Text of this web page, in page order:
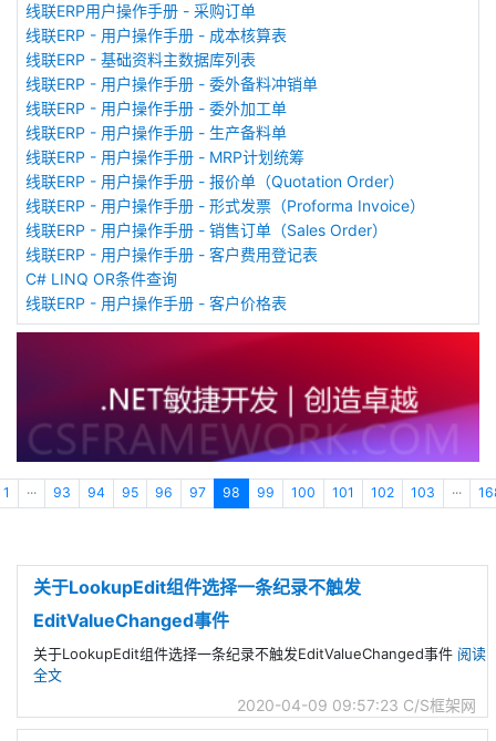
线联ERP用户操作手册 - 采购订单
线联ERP - 用户操作手册 - 成本核算表
线联ERP - 基础资料主数据库列表
线联ERP - 用户操作手册 - 委外备料冲销单
线联ERP - 用户操作手册 - 委外加工单
线联ERP - 用户操作手册 - 生产备料单
线联ERP - 用户操作手册 - MRP计划统筹
线联ERP - 用户操作手册 - 报价单（Quotation Order）
线联ERP - 用户操作手册 - 形式发票（Proforma Invoice）
线联ERP - 用户操作手册 - 销售订单（Sales Order）
线联ERP - 用户操作手册 - 客户费用登记表
C# LINQ OR条件查询
线联ERP - 用户操作手册 - 客户价格表
1 ··· 93 94 95 96 97 98 99 100 101 102 103 ···
关于LookupEdit组件选择一条纪录不触发
EditValueChanged事件
关于LookupEdit组件选择一条纪录不触发EditValueChanged事件 阅读
全文
2020-04-09 09:57:23 C/S框架网